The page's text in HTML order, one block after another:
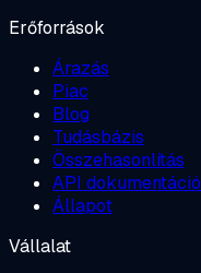
Erőforrások
Árazás
Piac
Blog
Tudásbázis
Összehasonlítás
API dokumentáció
Állapot
Vállalat